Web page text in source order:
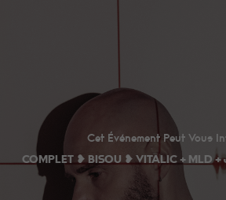
Cet Événement Peut Vous
COMPLET ❥ BISOU ❥ VITALIC + MLD +
sont
sont